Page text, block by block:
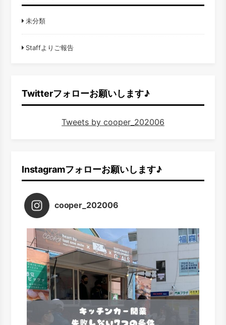
未分類
Staffよりご報告
Twitterフォローお願いします♪
Tweets by cooper_202006
Instagramフォローお願いします♪
cooper_202006